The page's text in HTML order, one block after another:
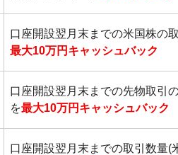
口座開設翌月末までの米国株の
最大10万円キャッシュバック
口座開設翌月末までの先物取引
を最大10万円キャッシュバック
口座開設翌月末までの取引数量(